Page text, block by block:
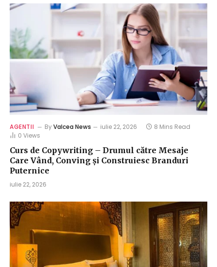
AGENTII ByValcea News iulie 22, 2026
8 Mins Read
0 Views
Curs de Copywriting – Drumul către Mesaje
Care Vând, Conving și Construiesc Branduri
Puternice
iulie 22, 2026